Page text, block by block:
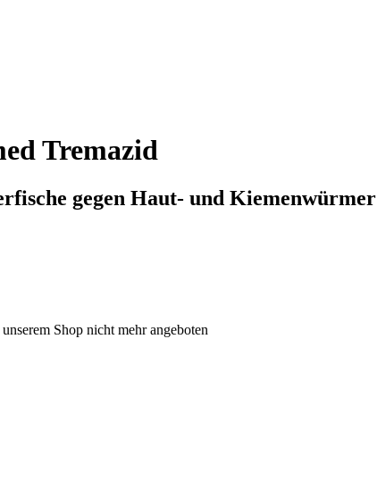
Tremazid
gegen Haut- und Kiemenwürmer
Shop nicht mehr angeboten